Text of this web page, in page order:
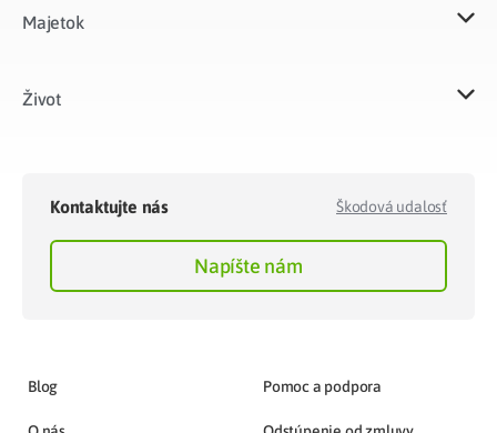
Majetok​
Život​
Kontaktujte nás Škodová udalosť
Napíšte nám
Blog Pomoc a podpora